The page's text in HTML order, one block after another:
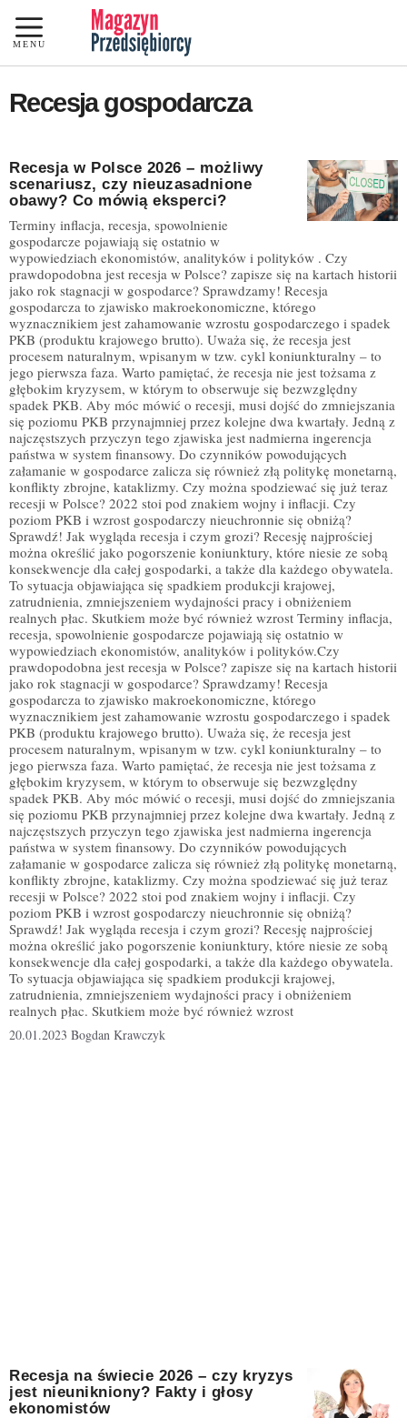
Przejdź
do
treści
MENU
Recesja gospodarcza
Recesja w Polsce 2026 – możliwy
scenariusz, czy nieuzasadnione
obawy? Co mówią eksperci?
Terminy inflacja, recesja, spowolnienie
gospodarcze pojawiają się ostatnio w
wypowiedziach ekonomistów, analityków i polityków . Czy
prawdopodobna jest recesja w Polsce? zapisze się na kartach historii
jako rok stagnacji w gospodarce? Sprawdzamy! Recesja
gospodarcza to zjawisko makroekonomiczne, którego
wyznacznikiem jest zahamowanie wzrostu gospodarczego i spadek
PKB (produktu krajowego brutto). Uważa się, że recesja jest
procesem naturalnym, wpisanym w tzw. cykl koniunkturalny – to
jego pierwsza faza. Warto pamiętać, że recesja nie jest tożsama z
głębokim kryzysem, w którym to obserwuje się bezwzględny
spadek PKB. Aby móc mówić o recesji, musi dojść do zmniejszania
się poziomu PKB przynajmniej przez kolejne dwa kwartały. Jedną z
najczęstszych przyczyn tego zjawiska jest nadmierna ingerencja
państwa w system finansowy. Do czynników powodujących
załamanie w gospodarce zalicza się również złą politykę monetarną,
konflikty zbrojne, kataklizmy. Czy można spodziewać się już teraz
recesji w Polsce? 2022 stoi pod znakiem wojny i inflacji. Czy
poziom PKB i wzrost gospodarczy nieuchronnie się obniżą?
Sprawdź! Jak wygląda recesja i czym grozi? Recesję najprościej
można określić jako pogorszenie koniunktury, które niesie ze sobą
konsekwencje dla całej gospodarki, a także dla każdego obywatela.
To sytuacja objawiająca się spadkiem produkcji krajowej,
zatrudnienia, zmniejszeniem wydajności pracy i obniżeniem
realnych płac. Skutkiem może być również wzrost Terminy inflacja,
recesja, spowolnienie gospodarcze pojawiają się ostatnio w
wypowiedziach ekonomistów, analityków i polityków.Czy
prawdopodobna jest recesja w Polsce? zapisze się na kartach historii
jako rok stagnacji w gospodarce? Sprawdzamy! Recesja
gospodarcza to zjawisko makroekonomiczne, którego
wyznacznikiem jest zahamowanie wzrostu gospodarczego i spadek
PKB (produktu krajowego brutto). Uważa się, że recesja jest
procesem naturalnym, wpisanym w tzw. cykl koniunkturalny – to
jego pierwsza faza. Warto pamiętać, że recesja nie jest tożsama z
głębokim kryzysem, w którym to obserwuje się bezwzględny
spadek PKB. Aby móc mówić o recesji, musi dojść do zmniejszania
się poziomu PKB przynajmniej przez kolejne dwa kwartały. Jedną z
najczęstszych przyczyn tego zjawiska jest nadmierna ingerencja
państwa w system finansowy. Do czynników powodujących
załamanie w gospodarce zalicza się również złą politykę monetarną,
konflikty zbrojne, kataklizmy. Czy można spodziewać się już teraz
recesji w Polsce? 2022 stoi pod znakiem wojny i inflacji. Czy
poziom PKB i wzrost gospodarczy nieuchronnie się obniżą?
Sprawdź! Jak wygląda recesja i czym grozi? Recesję najprościej
można określić jako pogorszenie koniunktury, które niesie ze sobą
konsekwencje dla całej gospodarki, a także dla każdego obywatela.
To sytuacja objawiająca się spadkiem produkcji krajowej,
zatrudnienia, zmniejszeniem wydajności pracy i obniżeniem
realnych płac. Skutkiem może być również wzrost
20.01.2023 Bogdan Krawczyk
Recesja na świecie 2026 – czy kryzys
jest nieunikniony? Fakty i głosy
ekonomistów